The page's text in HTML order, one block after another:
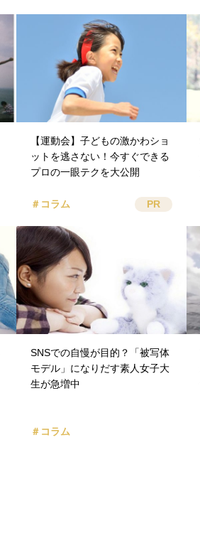
【運動会】子どもの激かわショ
ットを逃さない！今すぐできる
プロの一眼テクを大公開
＃コラム PR
SNSでの自慢が目的？「被写体
モデル」になりだす素人女子大
生が急増中
＃コラム